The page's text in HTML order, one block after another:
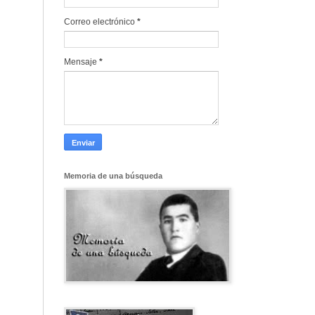
Correo electrónico *
Mensaje *
Memoria de una búsqueda